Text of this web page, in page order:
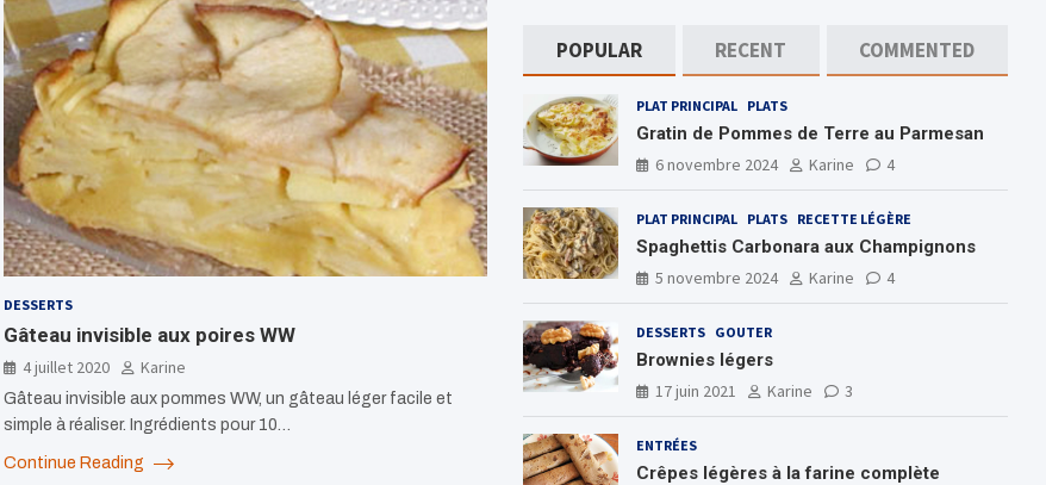
DESSERTS
Gâteau invisible aux poires WW
4 juillet 2020 Karine
Gâteau invisible aux pommes WW, un gâteau léger facile et
simple à réaliser. Ingrédients pour 10…
Continue Reading
POPULAR RECENT COMMENTED
PLAT PRINCIPAL PLATS
Gratin de Pommes de Terre au Parmesan
6 novembre 2024
Karine 4
PLAT PRINCIPAL PLATS RECETTE LÉGÈRE
Spaghettis Carbonara aux Champignons
5 novembre 2024
Karine 4
DESSERTS GOUTER
Brownies légers
17 juin 2021
Karine 3
ENTRÉES
Crêpes légères à la farine complète